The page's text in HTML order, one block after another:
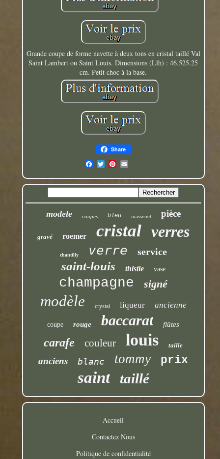
Grande coupe de forme navette à deux tons en cristal taillé Val
Saint Lambert ou Saint Louis. Dimensions (Llh) : 46.525.25
cm. Petit choc à la base.
Share
modele coupes bleu massenet pièce
gravé roemer cristal verres
chantilly verre service
saint-louis thistle vase
champagne signé
modèle crystal liqueur ancienne
coupe rouge baccarat flûtes
carafe couleur louis taille
anciens blanc tommy prix
saint taillé
Accueil
Contactez Nous
Politique de confidentialité